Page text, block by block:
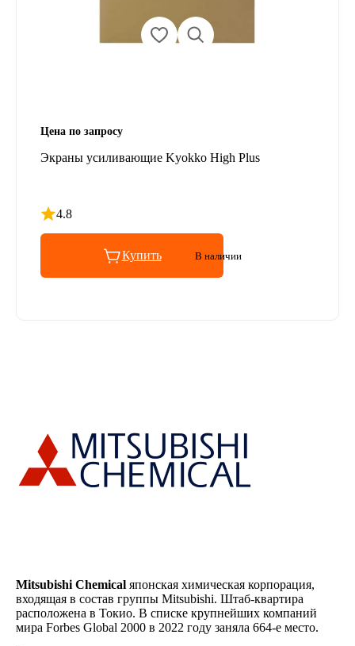
Цена по запросу
Экраны усиливающие Kyokko High Plus
4.8
Рейтинг 4.8 из 5
Купить В наличии
Mitsubishi Chemical японская химическая корпорация,
входящая в состав группы Mitsubishi. Штаб-квартира
расположена в Токио. В списке крупнейших компаний
мира Forbes Global 2000 в 2022 году заняла 664-е место.